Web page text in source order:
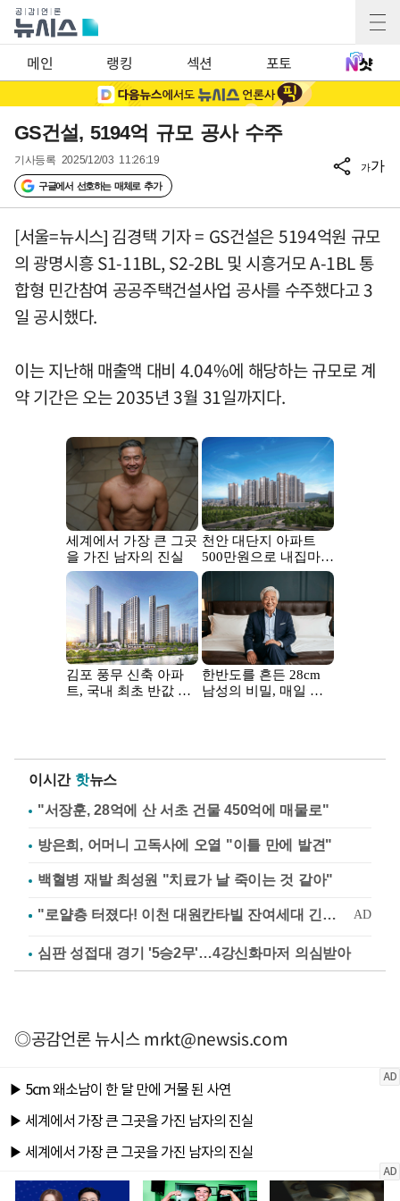
메인 랭킹 섹션 포토
GS건설, 5194억 규모 공사 수주
기사등록 2025/12/03 11:26:19
구글에서 선호하는 매체로 추가
가가
[서울=뉴시스] 김경택 기자 = GS건설은 5194억원 규모
의 광명시흥 S1-11BL, S2-2BL 및 시흥거모 A-1BL 통
합형 민간참여 공공주택건설사업 공사를 수주했다고 3
일 공시했다.
이는 지난해 매출액 대비 4.04%에 해당하는 규모로 계
약 기간은 오는 2035년 3월 31일까지다.
이시간 핫뉴스
"서장훈, 28억에 산 서초 건물 450억에 매물로"
방은희, 어머니 고독사에 오열 "이틀 만에 발견"
백혈병 재발 최성원 "치료가 날 죽이는 것 같아"
심판 성접대 경기 '5승2무'…4강신화마저 의심받아
◎공감언론 뉴시스mrkt@newsis.com